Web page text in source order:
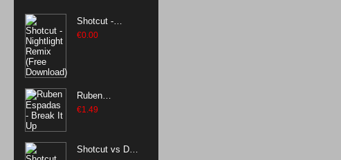
Shotcut -
Nightlight
€0.00
Ruben
Espadas -
€1.49
Shotcut vs Dj